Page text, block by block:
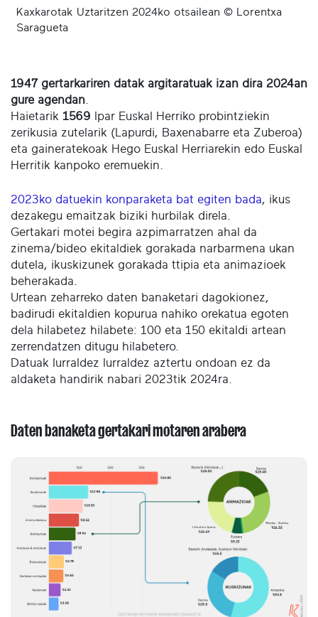
Kaxkarotak Uztaritzen 2024ko otsailean © Lorentxa
Saragueta
1947 gertarkariren datak argitaratuak izan dira 2024an
gure agendan
Haietarik 1569 Ipar Euskal Herriko probintziekin
zerikusia zutelarik (Lapurdi, Baxenabarre eta Zuberoa)
eta gaineratekoak Hego Euskal Herriarekin edo Euskal
Herritik kanpoko eremuekin.
2023ko datuekin konparaketa bat egiten bada, ikus
dezakegu emaitzak biziki hurbilak direla.
Gertakari motei begira azpimarratzen ahal da
zinema/bideo ekitaldiek gorakada narbarmena ukan
dutela, ikuskizunek gorakada ttipia eta animazioek
beherakada.
Urtean zeharreko daten banaketari dagokionez,
badirudi ekitaldien kopurua nahiko orekatua egoten
dela hilabetez hilabete: 100 eta 150 ekitaldi artean
zerrendatzen ditugu hilabetero.
Datuak lurraldez lurraldez aztertu ondoan ez da
aldaketa handirik nabari 2023tik 2024ra.
Daten banaketa gertakari motaren arabera